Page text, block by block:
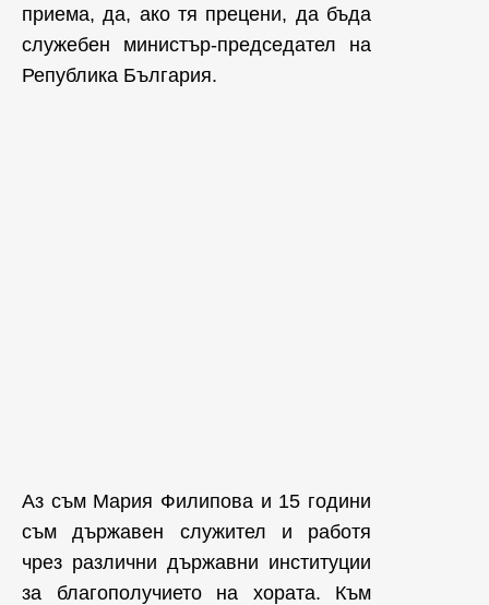
приема, да, ако тя прецени, да бъда
служебен министър-председател на
Република България.
Аз съм Мария Филипова и 15 години
съм държавен служител и работя
чрез различни държавни институции
за благополучието на хората. Към